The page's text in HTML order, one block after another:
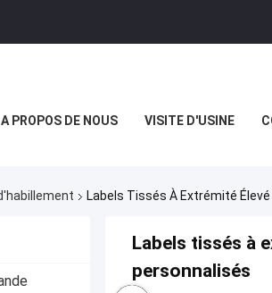
A PROPOS DE NOUS VISITE D'USINE
Labels Tissés À Extrémité
Labels tissés à
personnalisés